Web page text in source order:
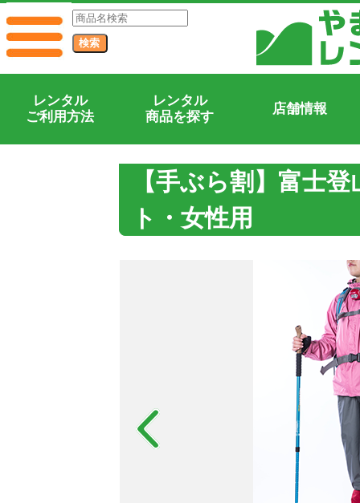
レンタル
ご利用方法
レンタル
商品を探す
店舗情報
【手ぶら割】富士
ト・女性用